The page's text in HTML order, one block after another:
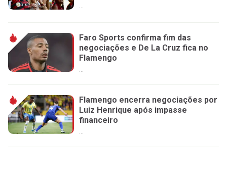
...
Faro Sports confirma fim das
negociações e De La Cruz fica no
Flamengo
Flamengo encerra negociações por
Luiz Henrique após impasse
financeiro
...